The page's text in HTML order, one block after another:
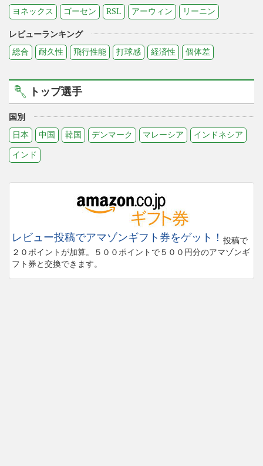
ヨネックス
ゴーセン RSL アーウィン リーニン
レビューランキング
総合
耐久性 飛行性能 打球感 経済性 個体差
トップ選手
国別
日本
中国 韓国 デンマーク マレーシア インドネシア
インド
レビュー投稿でアマゾンギフト券をゲット！ 投稿で
２０ポイントが加算。５００ポイントで５００円分のアマゾンギ
フト券と交換できます。